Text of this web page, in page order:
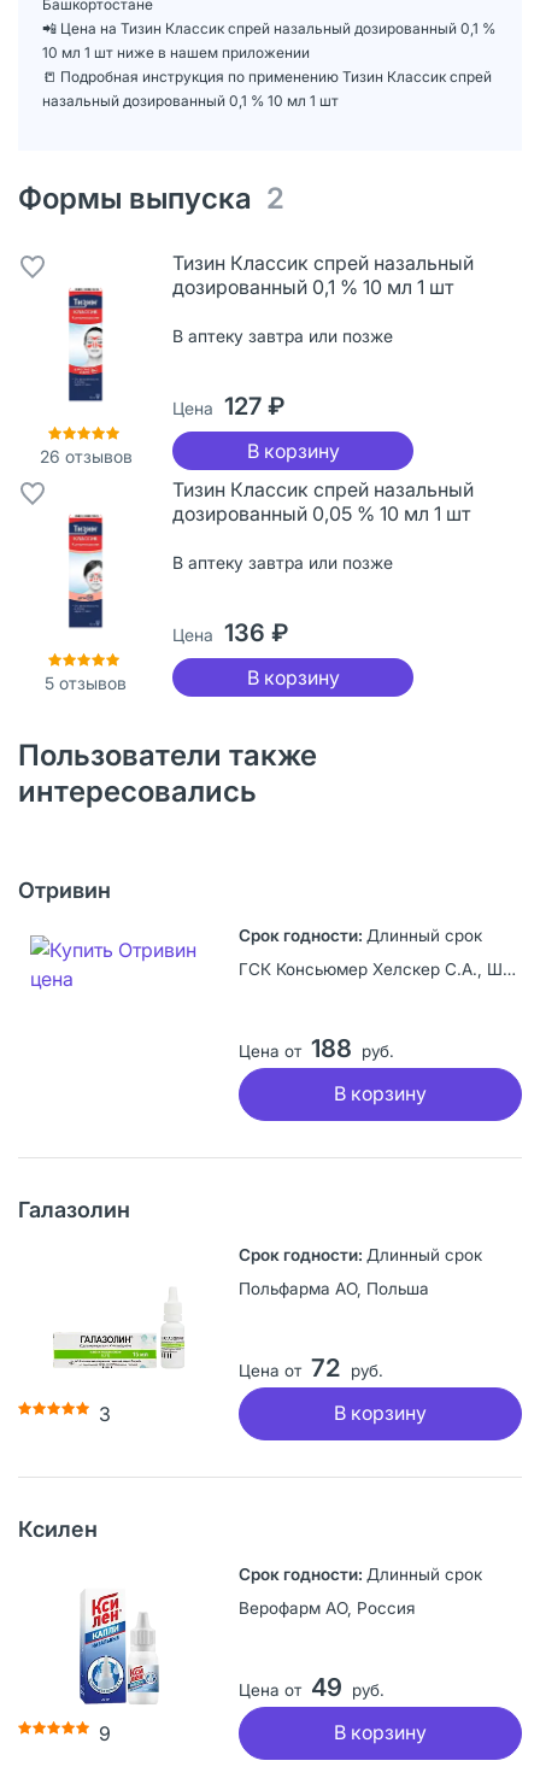
Башкортостане
📲 Цена на Тизин Классик спрей назальный дозированный 0,1 %
10 мл 1 шт ниже в нашем приложении
📒 Подробная инструкция по применению Тизин Классик спрей
назальный дозированный 0,1 % 10 мл 1 шт
Формы выпуска 2
26 отзывов
Тизин Классик спрей назальный
дозированный 0,1 % 10 мл 1 шт
В аптеку завтра или позже
Цена 127 ₽
В корзину
5 отзывов
Тизин Классик спрей назальный
дозированный 0,05 % 10 мл 1 шт
В аптеку завтра или позже
Цена 136 ₽
В корзину
Пользователи также
интересовались
Отривин
Длинный срок
ГСК Консьюмер Хелскер С.А., Швейцария
Цена от 188 руб.
В корзину
Галазолин
3
Длинный срок
Польфарма АО, Польша
Цена от 72 руб.
В корзину
Ксилен
9
Длинный срок
Верофарм АО, Россия
Цена от 49 руб.
В корзину